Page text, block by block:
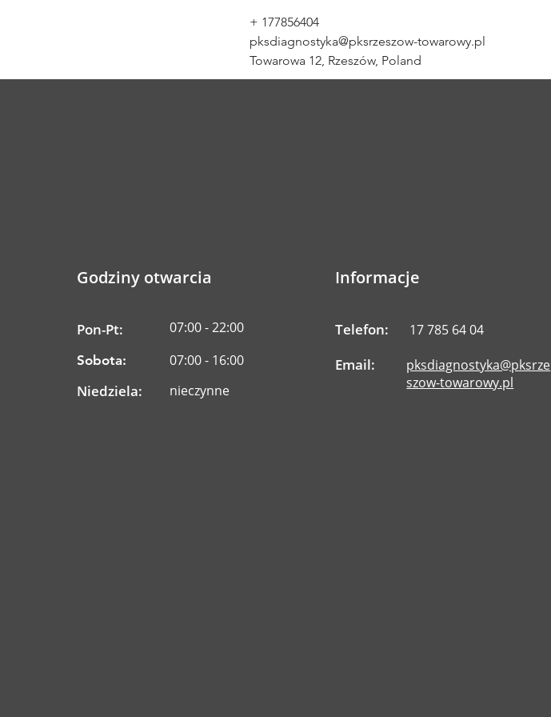
+ 177856404
pksdiagnostyka@pksrzeszow-towarowy.pl
Towarowa 12, Rzeszów, Poland
Godziny otwarcia
Pon-Pt: 07:00 - 22:00
Sobota: 07:00 - 16:00
Niedziela: nieczynne
Informacje
Telefon: 17 785 64 04
Email:
pksdiagnostyka@pksrze
szow-towarowy.pl